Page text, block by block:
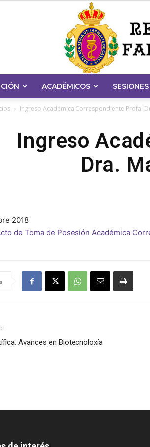
ACADÉMICOS
Ingreso Académica Correspondiente Profa.
Ingreso
Dra.
2018
de Toma de Posesión Académica
Avances en Biotecnoloxía